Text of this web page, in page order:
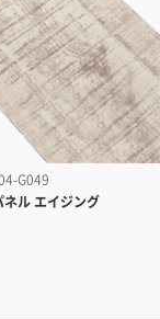
G049
ル エイジング